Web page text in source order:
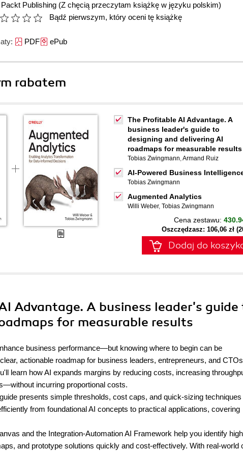
Packt Publishing (Z chęcią przeczytam książkę w języku polskim)
Bądź pierwszym, który oceni tę książkę
PDFePub
rabatem
The Profitable AI Advantage. A
business leader's guide to
designing and delivering AI
roadmaps for measurable results
Tobias Zwingmann,Armand Ruiz
AI-Powered Business
Tobias Zwingmann
Augmented Analytics
Willi Weber, Tobias Zwingmann
Cena zestawu:
Oszczędzasz: 106,06 zł
Dodaj do
Advantage. A business leader's guide
for measurable results
business performance—but knowing where to begin can be
actionable roadmap for business leaders, entrepreneurs, and
learn how AI expands margins by reducing costs, increasing
incurring proportional costs.
presents simple thresholds, cost caps, and quick-sizing
from foundational AI concepts to practical applications, covering
and the Integration-Automation AI Framework help you identify
and prototype solutions quickly and cost-effectively. With real-world